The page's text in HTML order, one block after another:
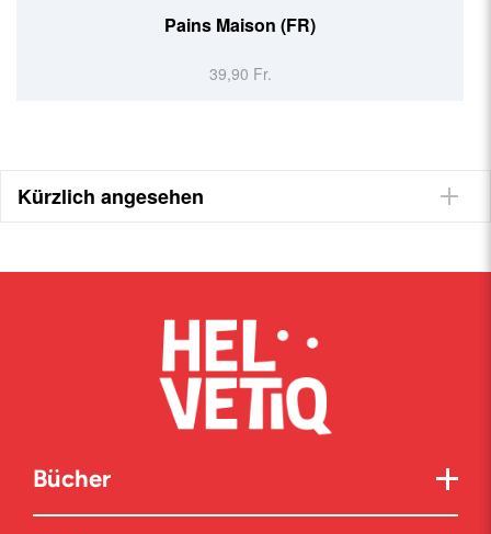
Pains Maison (FR)
39,90 Fr.
Kürzlich angesehen
Bücher